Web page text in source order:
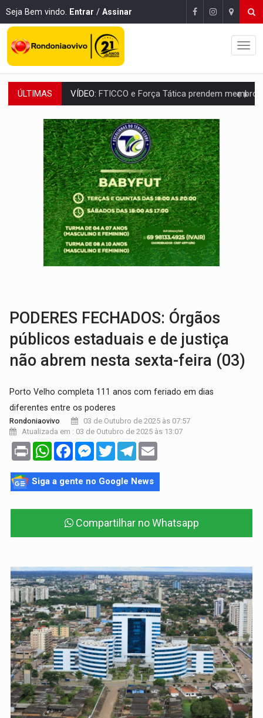
Seja Bem vindo. Entrar / Assinar
ÚLTIMAS VÍDEO: FTICCO e Força Tática prendem membro do CV com arma e drogas
DEFESA:Exército testa inovações no combate a drones durante
TEMAS SOCIOAMBIENTAIS:Em Itapuã do Oeste, CINEMAZÔNIA leva cinema
PREVISÃO:Interior de Rondônia terá sábado (8) de calor intenso
INFRAESTRUTURA:Após quase 30 anos de espera, asfalto chega ao
A ILHA:Coreografia de Rondônia estreia na programação do Festival de
TRÁGICO:Pai do 'Xandy Motocross' morre em
PODERES FECHADOS: Órgãos
públicos estaduais e de justiça
não abrem nesta sexta-feira (03)
Porto Velho completa 111 anos com feriado em dias
diferentes entre os poderes
Rondoniaovivo
03 de Outubro de 2025 às 07:57
Atualizada em : 03 de Outubro de 2025 às 13:07
Print WhatsAppFacebookMessenger
TwitterTelegram
Siga a gente no Google News
Compartilhar no Whatsapp